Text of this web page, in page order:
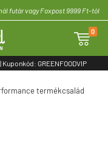
futár vagy Foxpost 9999 Ft-tól

0
| Kuponkód: GREENFOODVIP
termékcsalád